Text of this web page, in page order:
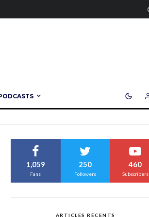
1,059
Fans
250
Followers
460
Subscribers
ARTICLES RÉCENTS